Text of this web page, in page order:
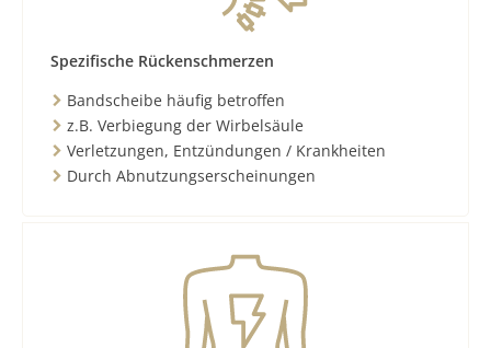
Spezifische Rückenschmerzen
Bandscheibe häufig betroffen
z.B. Verbiegung der Wirbelsäule
Verletzungen, Entzündungen / Krankheiten
Durch Abnutzungserscheinungen